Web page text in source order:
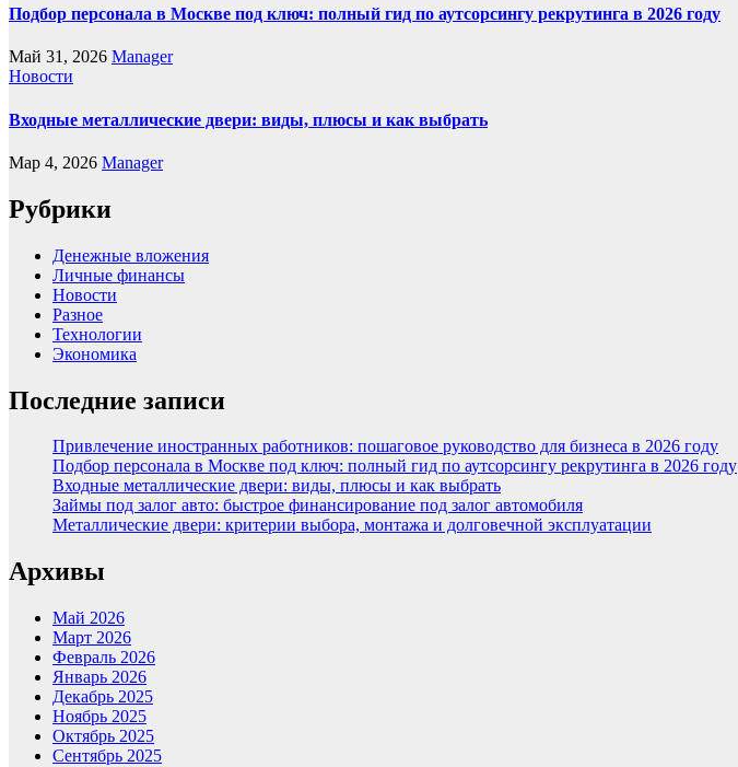
Подбор персонала в Москве под ключ: полный гид по аутсорсингу рекрутинга в 2026 году
Май 31, 2026 Manager
Новости
Входные металлические двери: виды, плюсы и как выбрать
Мар 4, 2026 Manager
Рубрики
Денежные вложения
Личные финансы
Новости
Разное
Технологии
Экономика
Последние записи
Привлечение иностранных работников: пошаговое руководство для бизнеса в 2026 году
Подбор персонала в Москве под ключ: полный гид по аутсорсингу рекрутинга в 2026 году
Входные металлические двери: виды, плюсы и как выбрать
Займы под залог авто: быстрое финансирование под залог автомобиля
Металлические двери: критерии выбора, монтажа и долговечной эксплуатации
Архивы
Май 2026
Март 2026
Февраль 2026
Январь 2026
Декабрь 2025
Ноябрь 2025
Октябрь 2025
Сентябрь 2025